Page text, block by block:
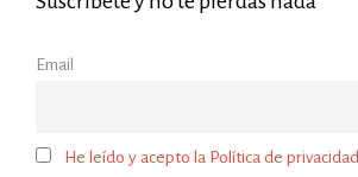
Email
He leído y acepto la Política de privacidad.